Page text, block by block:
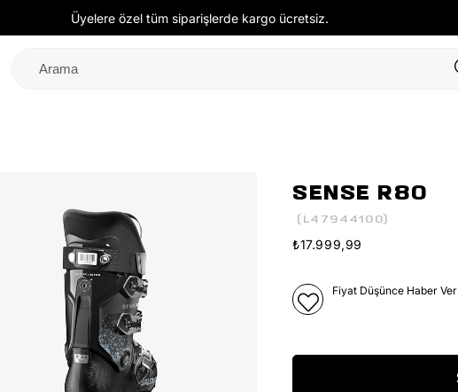
Üyelere özel tüm siparişlerde kargo ücretsiz.
SENSE R80
(L47944100)
₺17.999,99
Fiyat Düşünce Haber Ver